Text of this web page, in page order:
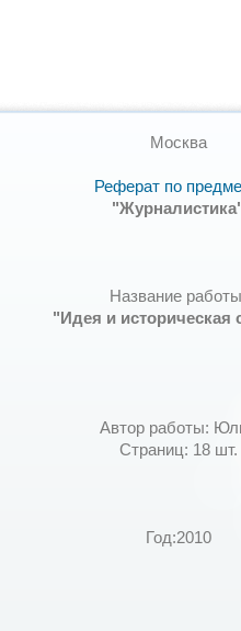
Москва
Реферат по
Название
"Идея и историческая
Автор работы:
Страниц: 18 шт.
Год:2010